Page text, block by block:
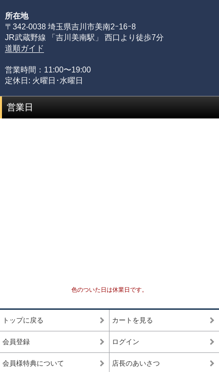
めには、それぞれの石の一番下から一番上までの全ての品
質を網羅する必要があるからです。
限られた品質の知識のみでは、正確な品質評価をすること
が出来ません。
専門店としてルチルクォーツに情熱を注ぎ、ありとあらゆ
る加工工場に足を運び、積み重ねてきた品質知識があるか
す。
国内でトップクオリティ *1として販売されているライ
一般的に天然石市場に流通しており、国内・国外問
きるブレスレット
ルチルクォーツが初めての方や、低価格でも品質の
所在地
〒342-0038 埼玉県吉川市美南2ｰ16ｰ8
JR武蔵野線 「吉川美南駅」 西口より徒歩7分
道順ガイド
営業時間：11:00〜19:00
定休日: 火曜日･水曜日
営業日
色のついた日は休業日です。
トップに戻る カートを見る
会員登録 ログイン
会員様特典について 店長のあいさつ